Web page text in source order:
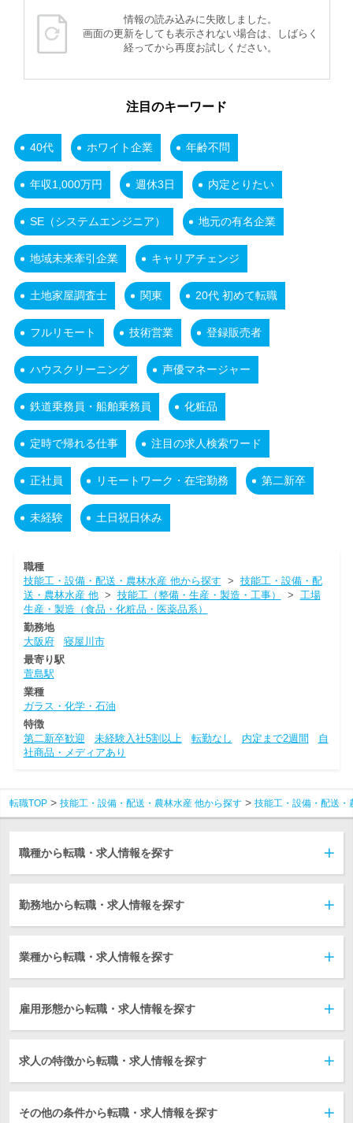
情報の読み込みに失敗しました。
画面の更新をしても表示されない場合は、しばらく
経ってから再度お試しください。
注目のキーワード
40代 ホワイト企業 年齢不問
年収1,000万円 週休3日 内定とりたい
SE（システムエンジニア） 地元の有名企業
地域未来牽引企業 キャリアチェンジ
土地家屋調査士 関東 20代 初めて転職
フルリモート 技術営業 登録販売者
ハウスクリーニング 声優マネージャー
鉄道乗務員・船舶乗務員 化粧品
定時で帰れる仕事 注目の求人検索ワード
正社員 リモートワーク・在宅勤務 第二新卒
未経験 土日祝日休み
職種
技能工・設備・配送・農林水産 他から探す > 技能工・設備・配
送・農林水産 他> 技能工（整備・生産・製造・工事） > 工場
生産・製造（食品・化粧品・医薬品系）
勤務地
大阪府
寝屋川市
最寄り駅
萱島駅
業種
ガラス・化学・石油
特徴
第二新卒歓迎
未経験入社5割以上 転勤なし 内定まで2週間
自
社商品・メディアあり
転職TOP 技能工・設備・配送・農林水産 他から探す 技能工・設備・配送・
職種から転職・求人情報を探す
勤務地から転職・求人情報を探す
業種から転職・求人情報を探す
雇用形態から転職・求人情報を探す
求人の特徴から転職・求人情報を探す
その他の条件から転職・求人情報を探す